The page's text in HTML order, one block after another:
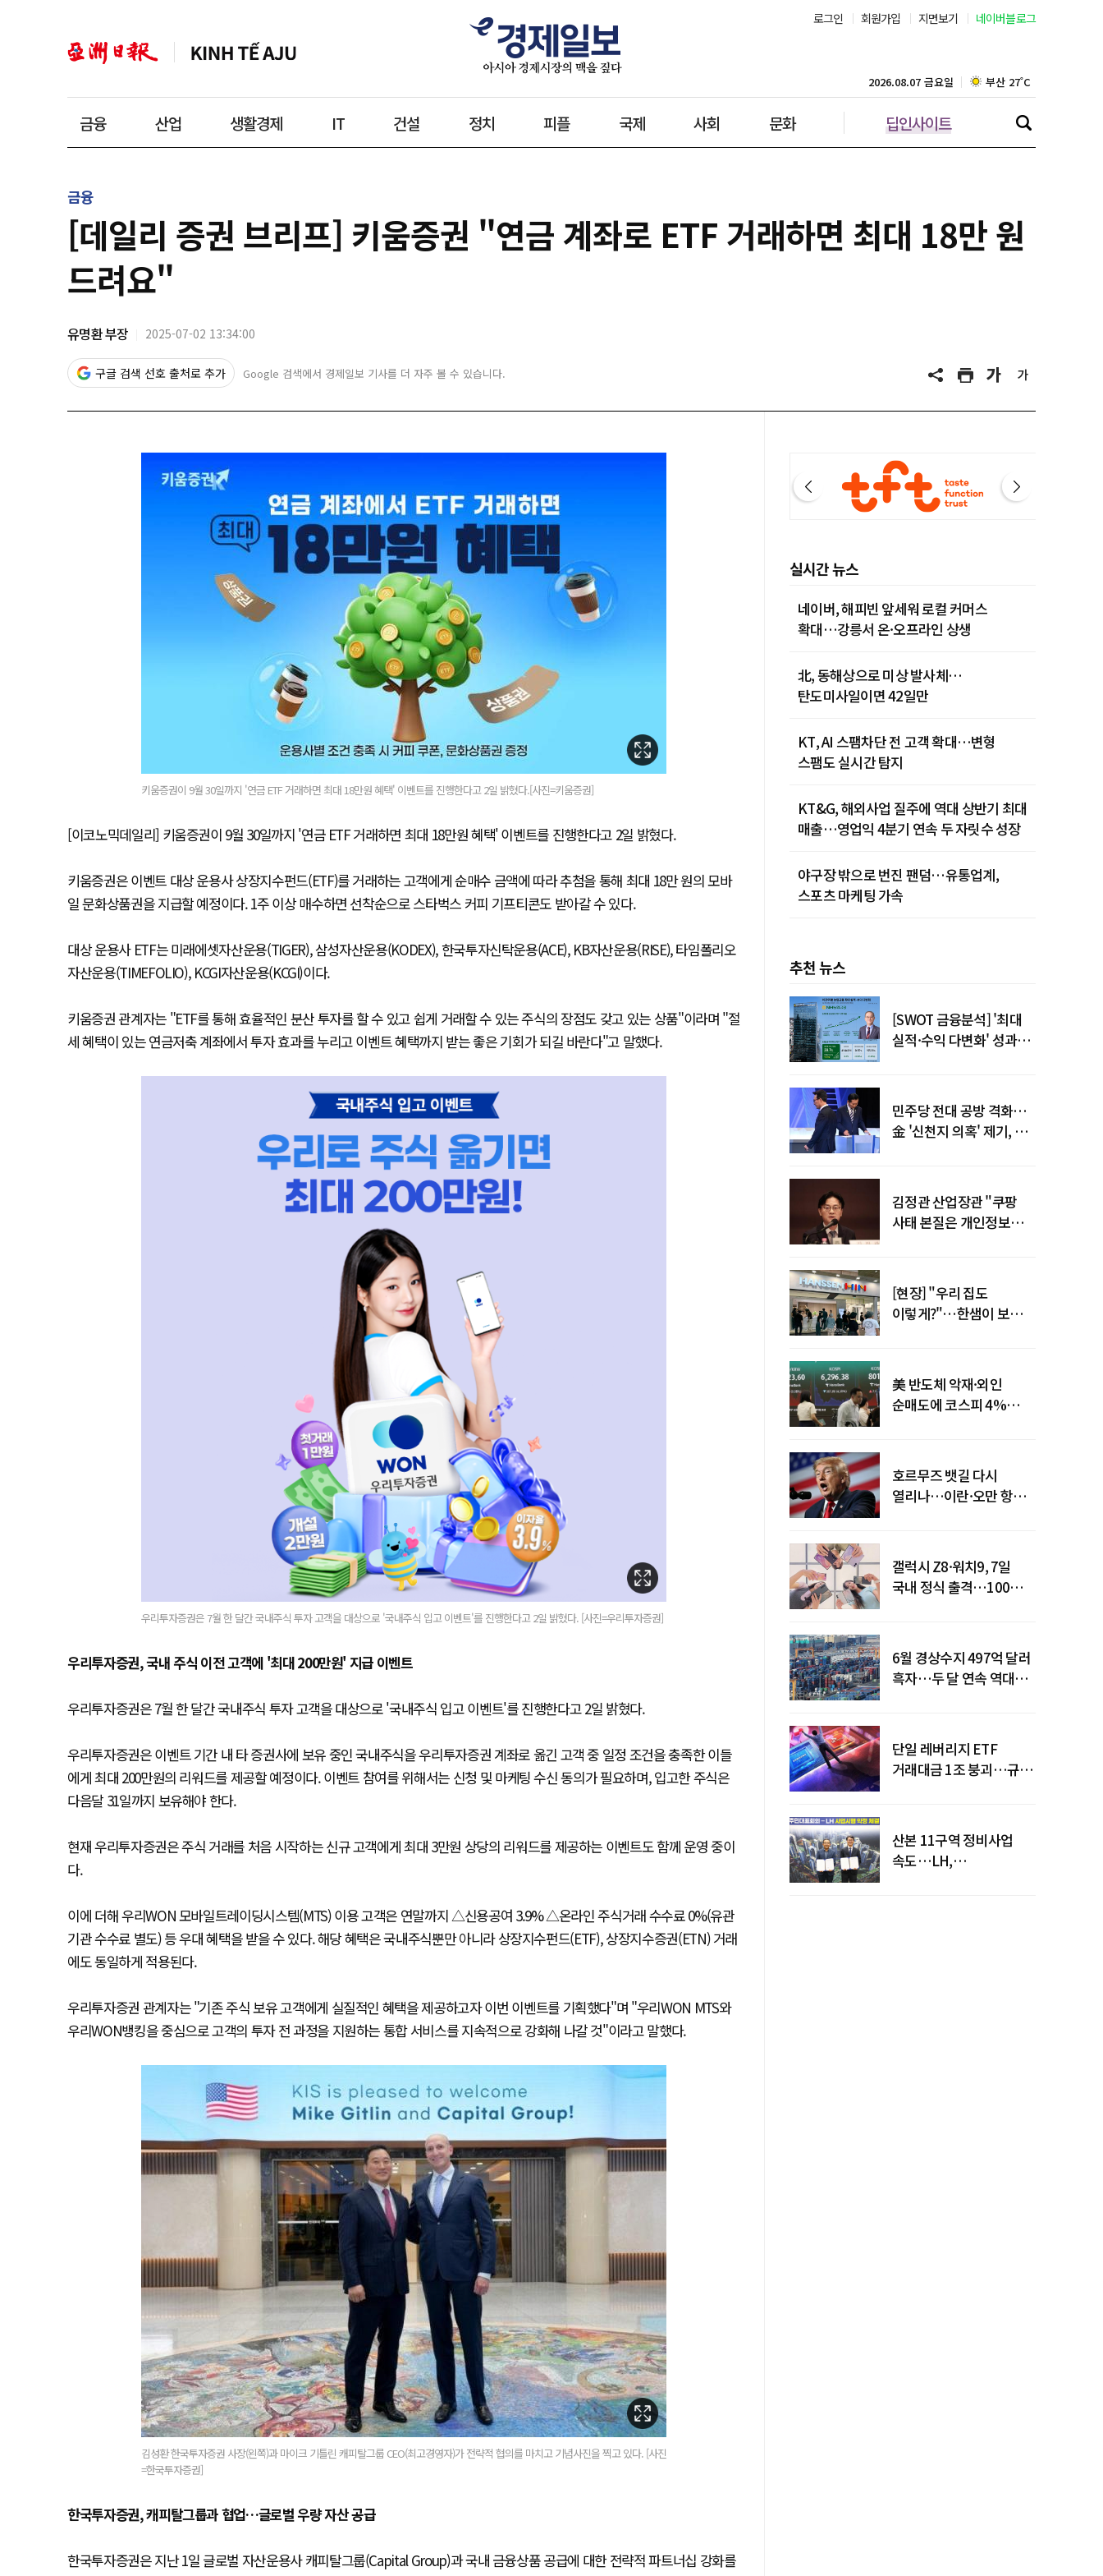
로그인 회원가입 지면보기 네이버블로그
금융 산업 생활경제 IT 건설 정치 피플 국제 사회 문화 딥인사이트
2026.08.07 금요일 대구 24˚C
인천 28˚C
울산 23˚C
금융
[데일리 증권 브리프] 키움증권 "연금 계좌로 ETF 거래하면 최대 18만 원
드려요"
유명환 부장 2025-07-02 13:34:00
구글 검색 선호 출처로 추가 Google 검색에서 경제일보 기사를 더 자주 볼 수 있습니다.
키움증권이 9월 30일까지 '연금 ETF 거래하면 최대 18만원 혜택' 이벤트를 진행한다고 2일 밝혔다.[사진=키움증권]
[이코노믹데일리] 키움증권이 9월 30일까지 '연금 ETF 거래하면 최대 18만원 혜택' 이벤트를 진행한다고 2일 밝혔다.
키움증권은 이벤트 대상 운용사 상장지수펀드(ETF)를 거래하는 고객에게 순매수 금액에 따라 추첨을 통해 최대 18만 원의 모바
일 문화상품권을 지급할 예정이다. 1주 이상 매수하면 선착순으로 스타벅스 커피 기프티콘도 받아갈 수 있다.
대상 운용사 ETF는 미래에셋자산운용(TIGER), 삼성자산운용(KODEX), 한국투자신탁운용(ACE), KB자산운용(RISE), 타임폴리오
자산운용(TIMEFOLIO), KCGI자산운용(KCGI)이다.
키움증권 관계자는 "ETF를 통해 효율적인 분산 투자를 할 수 있고 쉽게 거래할 수 있는 주식의 장점도 갖고 있는 상품"이라며 "절
세 혜택이 있는 연금저축 계좌에서 투자 효과를 누리고 이벤트 혜택까지 받는 좋은 기회가 되길 바란다"고 말했다.
우리투자증권은 7월 한 달간 국내주식 투자 고객을 대상으로 '국내주식 입고 이벤트'를 진행한다고 2일 밝혔다. [사진=우리투자증권]
우리투자증권, 국내 주식 이전 고객에 '최대 200만원' 지급 이벤트
우리투자증권은 7월 한 달간 국내주식 투자 고객을 대상으로 '국내주식 입고 이벤트'를 진행한다고 2일 밝혔다.
우리투자증권은 이벤트 기간 내 타 증권사에 보유 중인 국내주식을 우리투자증권 계좌로 옮긴 고객 중 일정 조건을 충족한 이들
에게 최대 200만원의 리워드를 제공할 예정이다. 이벤트 참여를 위해서는 신청 및 마케팅 수신 동의가 필요하며, 입고한 주식은
다음달 31일까지 보유해야 한다.
현재 우리투자증권은 주식 거래를 처음 시작하는 신규 고객에게 최대 3만원 상당의 리워드를 제공하는 이벤트도 함께 운영 중이
다.
이에 더해 우리WON 모바일트레이딩시스템(MTS) 이용 고객은 연말까지 △신용공여 3.9% △온라인 주식거래 수수료 0%(유관
기관 수수료 별도) 등 우대 혜택을 받을 수 있다. 해당 혜택은 국내주식뿐만 아니라 상장지수펀드(ETF), 상장지수증권(ETN) 거래
에도 동일하게 적용된다.
우리투자증권 관계자는 "기존 주식 보유 고객에게 실질적인 혜택을 제공하고자 이번 이벤트를 기획했다"며 "우리WON MTS와
우리WON뱅킹을 중심으로 고객의 투자 전 과정을 지원하는 통합 서비스를 지속적으로 강화해 나갈 것"이라고 말했다.
김성환 한국투자증권 사장(왼쪽)과 마이크 기틀린 캐피탈그룹 CEO(최고경영자)가 전략적 협의를 마치고 기념사진을 찍고 있다. [사진
=한국투자증권]
한국투자증권, 캐피탈그룹과 협업…글로벌 우량 자산 공급
한국투자증권은 지난 1일 글로벌 자산운용사 캐피탈그룹(Capital Group)과 국내 금융상품 공급에 대한 전략적 파트너십 강화를
실시간 뉴스
네이버, 해피빈 앞세워 로컬 커머스
확대…강릉서 온·오프라인 상생
北, 동해상으로 미상 발사체…
탄도미사일이면 42일만
KT, AI 스팸차단 전 고객 확대…변형
스팸도 실시간 탐지
KT&G, 해외사업 질주에 역대 상반기 최대
매출…영업익 4분기 연속 두 자릿수 성장
야구장 밖으로 번진 팬덤…유통업계,
스포츠 마케팅 가속
추천 뉴스
[SWOT 금융분석] '최대
실적·수익 다변화' 성과…
민주당 전대 공방 격화…
金 '신천지 의혹' 제기, 鄭
김정관 산업장관 "쿠팡
사태 본질은 개인정보
[현장] "우리 집도
이렇게?"…한샘이 보여준
美 반도체 악재·외인
순매도에 코스피 4%
호르무즈 뱃길 다시
열리나…이란·오만 항로
갤럭시 Z8·워치9, 7일
국내 정식 출격…100개국
6월 경상수지 497억 달러
흑자…두 달 연속 역대
단일 레버리지 ETF
거래대금 1조 붕괴…규제
산본 11구역 정비사업
속도…LH,